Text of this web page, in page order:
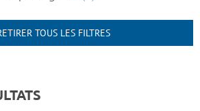
TOUS LES FILTRES